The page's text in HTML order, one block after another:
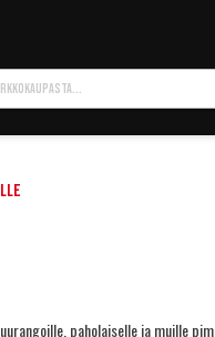
paholaiselle ja muille